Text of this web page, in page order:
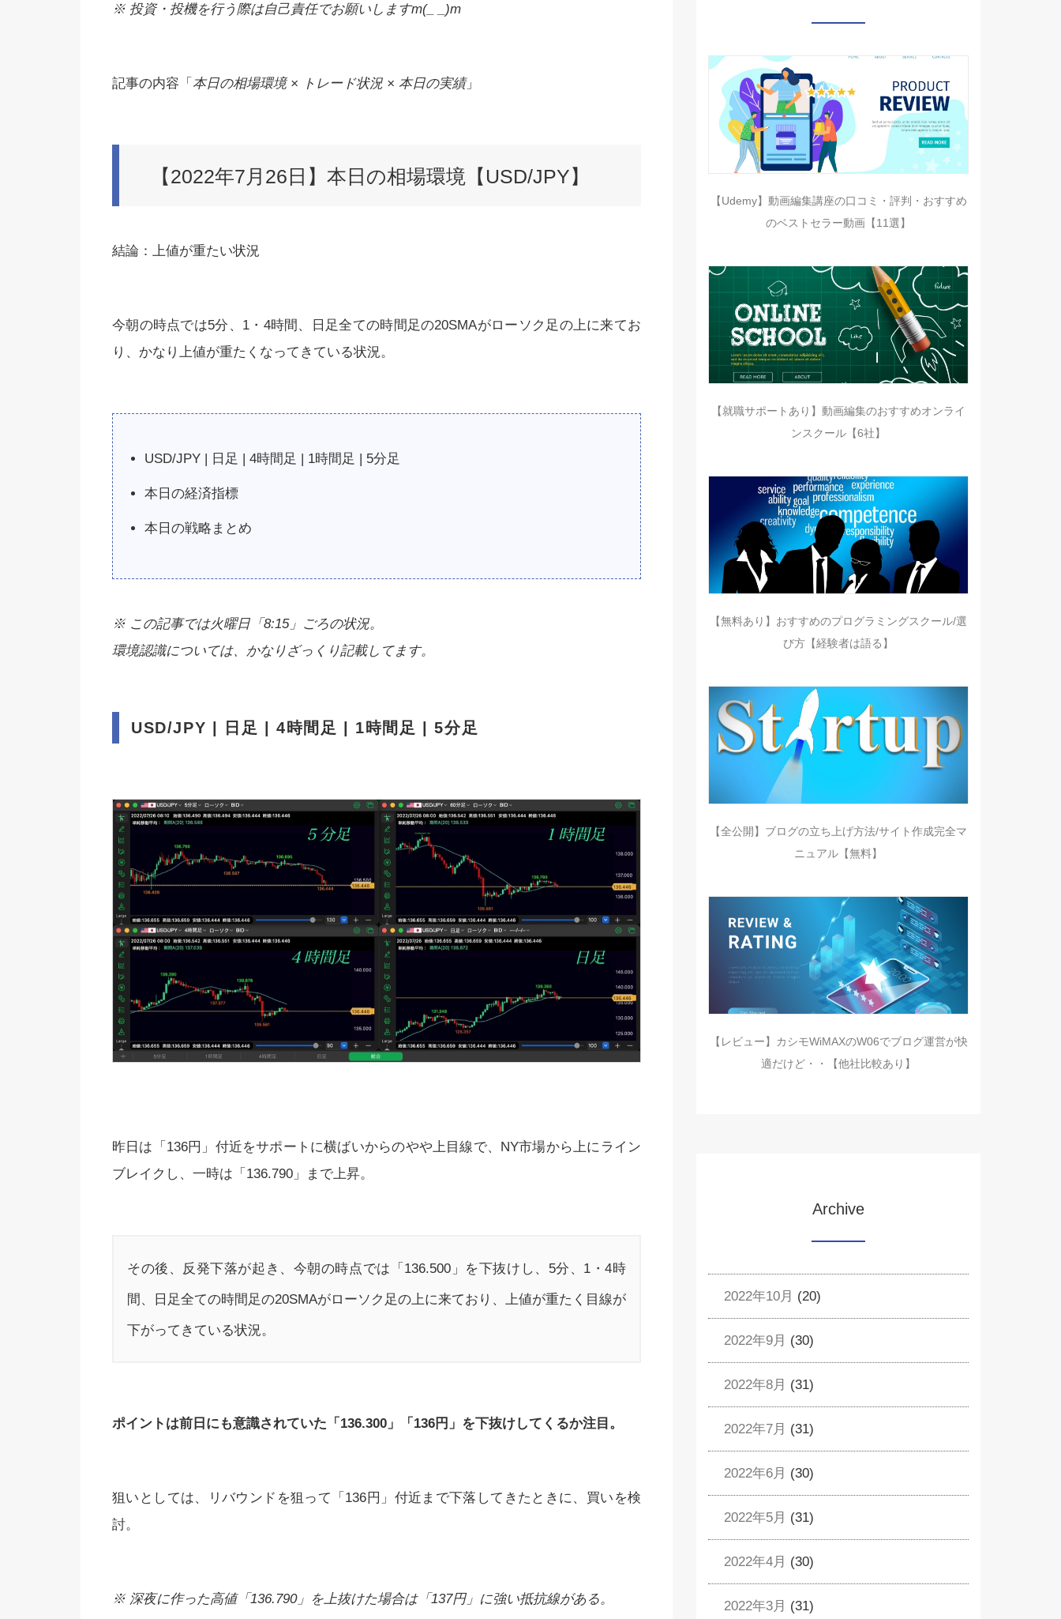
※ 投資・投機を行う際は自己責任でお願いしますm(_ _)m
記事の内容「 本日の相場環境 × トレード状況 × 本日の実績」
【2022年7月26日】本日の相場環境【USD/JPY】
結論：上値が重たい状況
今朝の時点では5分、1・4時間、日足全ての時間足の20SMAがローソク足の上に来てお
り、かなり上値が重たくなってきている状況。
USD/JPY | 日足 | 4時間足 | 1時間足 | 5分足
本日の経済指標
本日の戦略まとめ
※ この記事では火曜日「8:15」ごろの状況。
環境認識については、かなりざっくり記載してます。
USD/JPY | 日足 | 4時間足 | 1時間足 | 5分足
昨日は「136円」付近をサポートに横ばいからのやや上目線で、NY市場から上にライン
ブレイクし、一時は「136.790」まで上昇。
その後、反発下落が起き、今朝の時点では「136.500」を下抜けし、5分、1・4時
間、日足全ての時間足の20SMAがローソク足の上に来ており、上値が重たく目線が
下がってきている状況。
ポイントは前日にも意識されていた「136.300」「136円」を下抜けしてくるか注目。
狙いとしては、リバウンドを狙って「136円」付近まで下落してきたときに、買いを検
討。
※ 深夜に作った高値「136.790」を上抜けた場合は「137円」に強い抵抗線がある。
【Udemy】動画編集講座の口コミ・評判・おすすめ
のベストセラー動画【11選】
【就職サポートあり】動画編集のおすすめオンライ
ンスクール【6社】
【無料あり】おすすめのプログラミングスクール/選
び方【経験者は語る】
【全公開】ブログの立ち上げ方法/サイト作成完全マ
ニュアル【無料】
【レビュー】カシモWiMAXのW06でブログ運営が快
適だけど・・【他社比較あり】
Archive
2022年10月 (20)
2022年9月 (30)
2022年8月 (31)
2022年7月 (31)
2022年6月 (30)
2022年5月 (31)
2022年4月 (30)
2022年3月 (31)